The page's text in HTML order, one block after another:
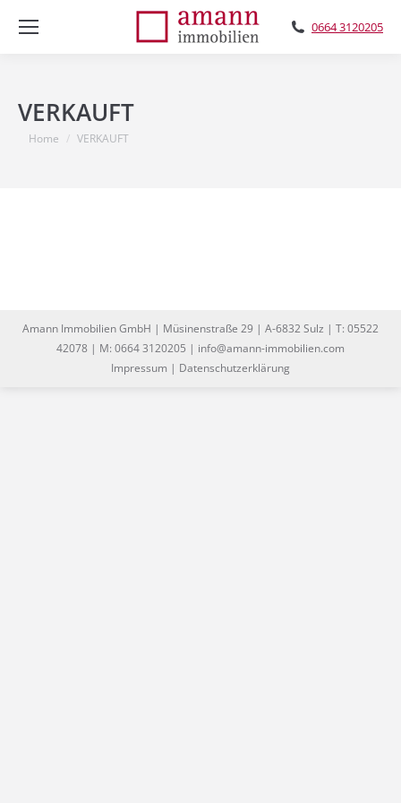
0664 3120205
VERKAUFT
You are here:
Home VERKAUFT
Amann Immobilien GmbH | Müsinenstraße 29 | A-6832 Sulz | T: 05522
42078 | M: 0664 3120205 | info@amann-immobilien.com
Impressum | Datenschutzerklärung